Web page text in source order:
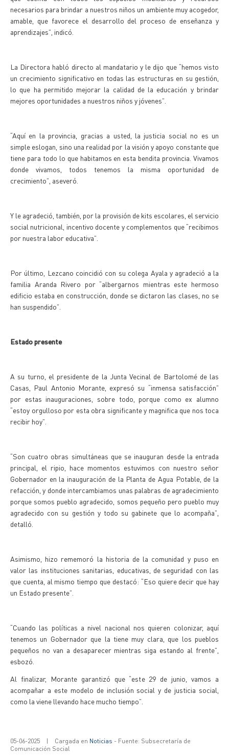
necesarios para brindar a nuestros niños un ambiente muy acogedor,
amable, que favorece el desarrollo del proceso de enseñanza y
aprendizajes”, indicó.
La Directora habló directo al mandatario y le dijo que “hemos visto
un crecimiento significativo en todas las estructuras en su gestión,
lo que ha permitido mejorar la calidad de la educación y brindar
mejores oportunidades a nuestros niños y jóvenes”.
“Aquí en la provincia, gracias a usted, la justicia social no es un
simple eslogan, sino una realidad por la visión y apoyo constante que
tiene para todo lo que habitamos en esta bendita provincia. Vivamos
donde vivamos, todos tenemos la misma oportunidad de
crecimiento”, aseveró.
Y le agradeció, también, por la provisión de kits escolares, el servicio
social nutricional, incentivo docente y complementos que “recibimos
por nuestra labor educativa”.
Por último, Lezcano coincidió con su colega Ayala y agradeció a la
familia Aranda Rivero por “albergarnos mientras este hermoso
edificio estaba en construcción, donde se dictaron las clases, no se
han suspendido”.
Estado presente
A su turno, el presidente de la Junta Vecinal de Bartolomé de las
Casas, Paul Antonio Morante, expresó su “inmensa satisfacción”
por estas inauguraciones, sobre todo, porque como ex alumno
“estoy orgulloso por esta obra significante y magnifica que nos toca
recibir hoy”.
“Son cuatro obras simultáneas que se inauguran desde la entrada
principal, el ripio, hace momentos estuvimos con nuestro señor
Gobernador en la inauguración de la Planta de Agua Potable, de la
refacción, y donde intercambiamos unas palabras de agradecimiento
porque somos pueblo agradecido, somos pequeño pero pueblo muy
agradecido con su gestión y todo su gabinete que lo acompaña”,
detalló.
Asimismo, hizo rememoró la historia de la comunidad y puso en
valor las instituciones sanitarias, educativas, de seguridad con las
que cuenta, al mismo tiempo que destacó: “Eso quiere decir que hay
un Estado presente”.
“Cuando las políticas a nivel nacional nos quieren colonizar, aquí
tenemos un Gobernador que la tiene muy clara, que los pueblos
pequeños no van a desaparecer mientras siga estando al frente”,
esbozó.
Al finalizar, Morante garantizó que “este 29 de junio, vamos a
acompañar a este modelo de inclusión social y de justicia social,
como la viene llevando hace mucho tiempo”.
05-06-2025 | Cargada en Noticias - Fuente: Subsecretaría de
Comunicación Social